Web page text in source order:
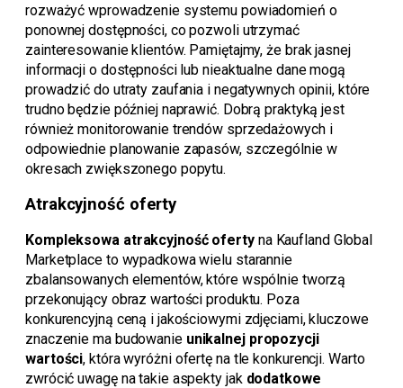
rozważyć wprowadzenie systemu powiadomień o
ponownej dostępności, co pozwoli utrzymać
zainteresowanie klientów. Pamiętajmy, że brak jasnej
informacji o dostępności lub nieaktualne dane mogą
prowadzić do utraty zaufania i negatywnych opinii, które
trudno będzie później naprawić. Dobrą praktyką jest
również monitorowanie trendów sprzedażowych i
odpowiednie planowanie zapasów, szczególnie w
okresach zwiększonego popytu.
Atrakcyjność oferty
Kompleksowa atrakcyjność ofertyna Kaufland Global
Marketplace to wypadkowa wielu starannie
zbalansowanych elementów, które wspólnie tworzą
przekonujący obraz wartości produktu. Poza
konkurencyjną ceną i jakościowymi zdjęciami, kluczowe
znaczenie ma budowanie unikalnej propozycji
wartości, która wyróżni ofertę na tle konkurencji. Warto
zwrócić uwagę na takie aspekty jak dodatkowe